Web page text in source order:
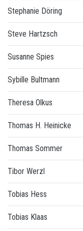
Stephanie Döring
Steve Hartzsch
Susanne Spies
Sybille Bultmann
Theresa Olkus
Thomas H. Heinicke
Thomas Sommer
Tibor Werzl
Tobias Hess
Tobias Klaas